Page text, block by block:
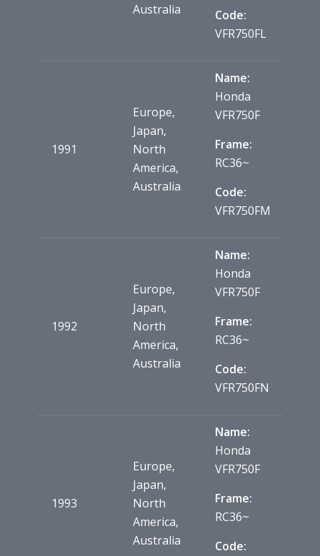
Australia
Code:
VFR750FL
1991
Europe,
Japan,
North
America,
Australia
Name:
Honda
VFR750F
Frame:
RC36~
Code:
VFR750FM
1992
Europe,
Japan,
North
America,
Australia
Name:
Honda
VFR750F
Frame:
RC36~
Code:
VFR750FN
1993
Europe,
Japan,
North
America,
Australia
Name:
Honda
VFR750F
Frame:
RC36~
Code: